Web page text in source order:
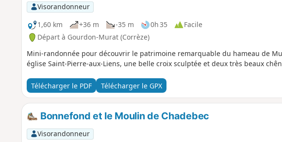
Visorandonneur
1,60 km
+36 m -35 m 0h 35
Facile
Départ à Gourdon-Murat (Corrèze)
Mini-randonnée pour découvrir le patrimoine remarquable du hameau de
église Saint-Pierre-aux-Liens, une belle croix sculptée et deux très beaux
Télécharger le PDF Télécharger le GPX
Bonnefond et le Moulin de Chadebec
Visorandonneur